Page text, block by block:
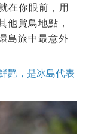
在你眼前，用
他賞鳥地點，
島旅中最意外
艷，是冰島代表